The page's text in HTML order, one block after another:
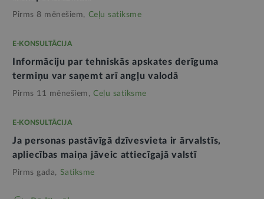
Pirms 8 mēnešiem, Ceļu satiksme
E-KONSULTĀCIJA
Informāciju par tehniskās apskates derīguma
termiņu var saņemt arī angļu valodā
Pirms 11 mēnešiem, Ceļu satiksme
E-KONSULTĀCIJA
Ja personas pastāvīgā dzīvesvieta ir ārvalstīs,
apliecības maiņa jāveic attiecīgajā valstī
Pirms gada, Satiksme